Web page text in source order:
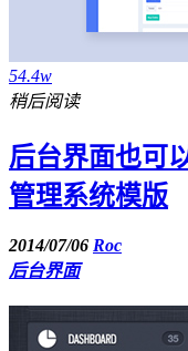
54.4w
稍后阅读
后台界面也可
管理系统模版
2014/07/06 Roc
后台界面